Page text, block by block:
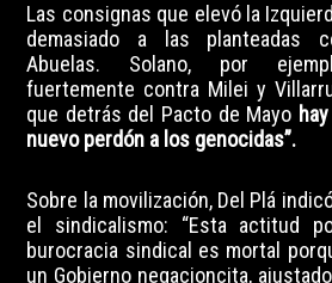
Las consignas que elevó la
demasiado a las planteadas
Abuelas. Solano, por
fuertemente contra Milei y
que detrás del Pacto de Mayo
nuevo perdón a los genocidas”.
Sobre la movilización, Del Plá
el sindicalismo: “Esta actitud
burocracia sindical es mortal
un Gobierno negacioncita,